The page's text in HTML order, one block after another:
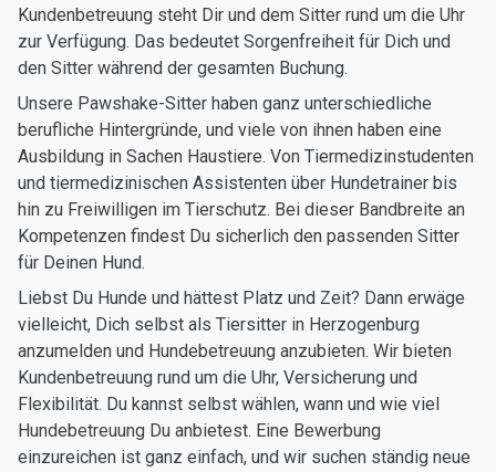
Kundenbetreuung steht Dir und dem Sitter rund um die Uhr
zur Verfügung. Das bedeutet Sorgenfreiheit für Dich und
den Sitter während der gesamten Buchung.
Unsere Pawshake-Sitter haben ganz unterschiedliche
berufliche Hintergründe, und viele von ihnen haben eine
Ausbildung in Sachen Haustiere. Von Tiermedizinstudenten
und tiermedizinischen Assistenten über Hundetrainer bis
hin zu Freiwilligen im Tierschutz. Bei dieser Bandbreite an
Kompetenzen findest Du sicherlich den passenden Sitter
für Deinen Hund.
Liebst Du Hunde und hättest Platz und Zeit? Dann erwäge
vielleicht, Dich selbst als Tiersitter in Herzogenburg
anzumelden und Hundebetreuung anzubieten. Wir bieten
Kundenbetreuung rund um die Uhr, Versicherung und
Flexibilität. Du kannst selbst wählen, wann und wie viel
Hundebetreuung Du anbietest. Eine Bewerbung
einzureichen ist ganz einfach, und wir suchen ständig neue